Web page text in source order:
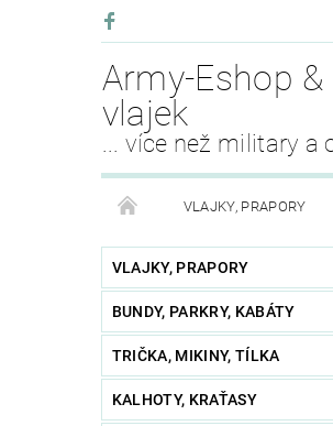
Army-Eshop
vlajek
... více než military a
VLAJKY, PRAPORY
KALHOTY, SUKNĚ
OPASKY, PÁSKY, ŠLE
PURE TRASH OBLEČENÍ
VLAJKY, PRAPORY
BUNDY, PARKRY, KABÁTY
TRIČKA, MIKINY, TÍLKA
KALHOTY, KRAŤASY